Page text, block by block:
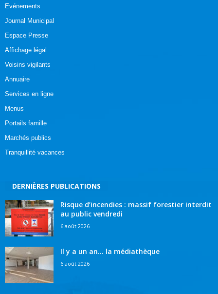
Evénements
Journal Municipal
Espace Presse
Affichage légal
Voisins vigilants
Annuaire
Services en ligne
Menus
Portails famille
Marchés publics
Tranquillité vacances
DERNIÈRES PUBLICATIONS
Risque d’incendies : massif forestier interdit
au public vendredi
6 août 2026
Il y a un an… la médiathèque
6 août 2026